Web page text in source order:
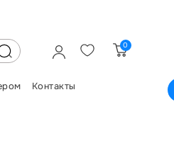
0
Контакты